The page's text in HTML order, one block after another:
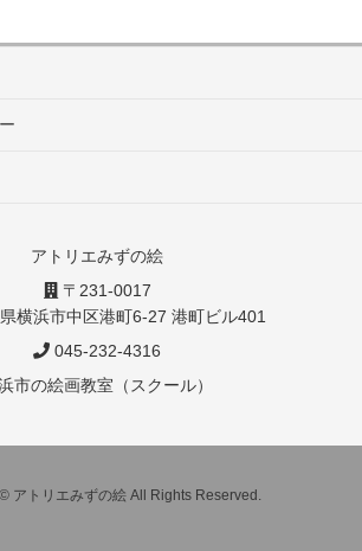
アトリエみずの絵
〒231-0017
横浜市中区港町6-27 港町ビル401
045-232-4316
市の絵画教室（スクール）
アトリエみずの絵 All Rights Reserved.